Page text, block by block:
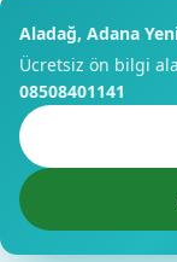
Aladağ, Adana
Ücretsiz ön bilgi
08508401141